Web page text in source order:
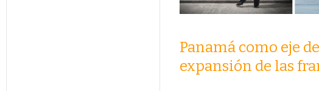
Panamá como eje de
expansión de las